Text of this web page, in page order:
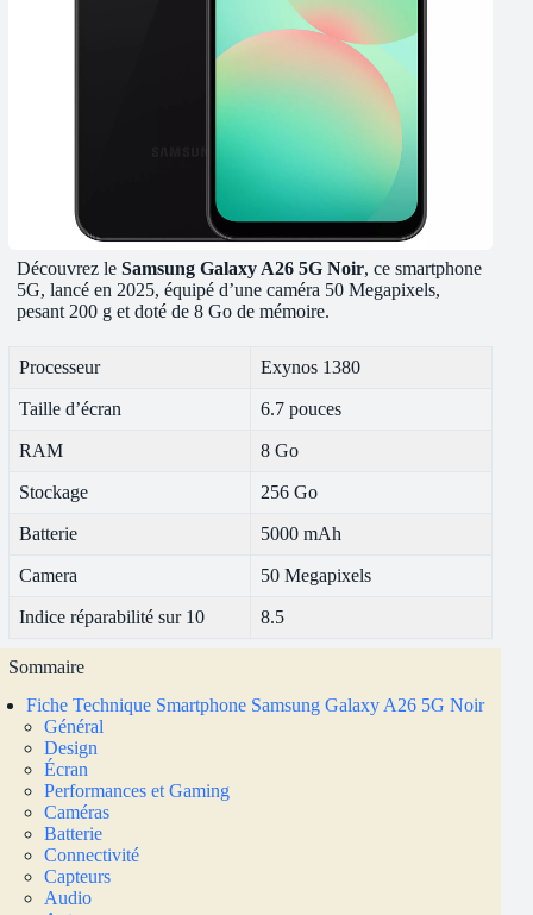
Découvrez leSamsung Galaxy A26 5G Noir, ce smartphone
5G, lancé en 2025, équipé d’une caméra 50 Megapixels,
pesant 200 g et doté de 8 Go de mémoire.
Processeur Exynos 1380
Taille d’écran 6.7 pouces
RAM 8 Go
Stockage 256 Go
Batterie 5000 mAh
Camera 50 Megapixels
Indice réparabilité sur 10 8.5
Sommaire
Fiche Technique Smartphone Samsung Galaxy A26 5G Noir
Général
Design
Écran
Performances et Gaming
Caméras
Batterie
Connectivité
Capteurs
Audio